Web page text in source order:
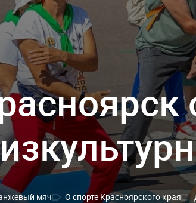
мяч О спорте Красноярского края